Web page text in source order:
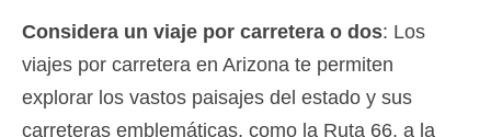
Considera un viaje por carretera o dos: Los
viajes por carretera en Arizona te permiten
explorar los vastos paisajes del estado y sus
carreteras emblemáticas, como la Ruta 66, a la